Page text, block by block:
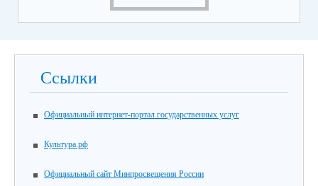
Ссылки
Официальный интернет-портал государственных услуг
Культура.рф
Официальный сайт Минпросвещения России